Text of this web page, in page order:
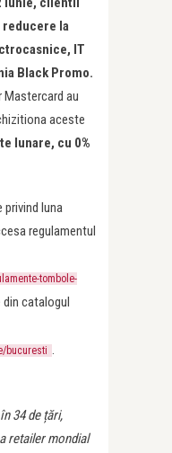
reducere la
IT
Black Promo.
Mastercard au
aceste
lunare, cu 0%
luna
regulamentul
tombole-
catalogul
bucuresti .
34 de țări,
retailer mondial